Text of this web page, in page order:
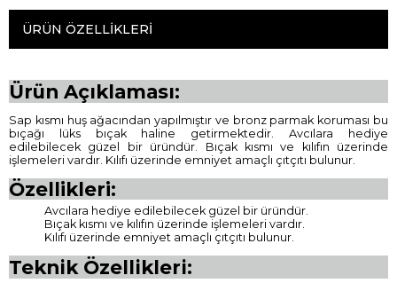
ÜRÜN ÖZELLIKLERI
Ürün Açıklaması:
Sap kısmı huş ağacından yapılmıştır ve bronz parmak koruması bu
bıçağı lüks bıçak haline getirmektedir. Avcılara hediye
edilebilecek güzel bir üründür. Bıçak kısmı ve kılıfın üzerinde
işlemeleri vardır. Kılıfı üzerinde emniyet amaçlı çıtçıtı bulunur.
Özellikleri:
Avcılara hediye edilebilecek güzel bir üründür.
Bıçak kısmı ve kılıfın üzerinde işlemeleri vardır.
Kılıfı üzerinde emniyet amaçlı çıtçıtı bulunur.
Teknik Özellikleri: